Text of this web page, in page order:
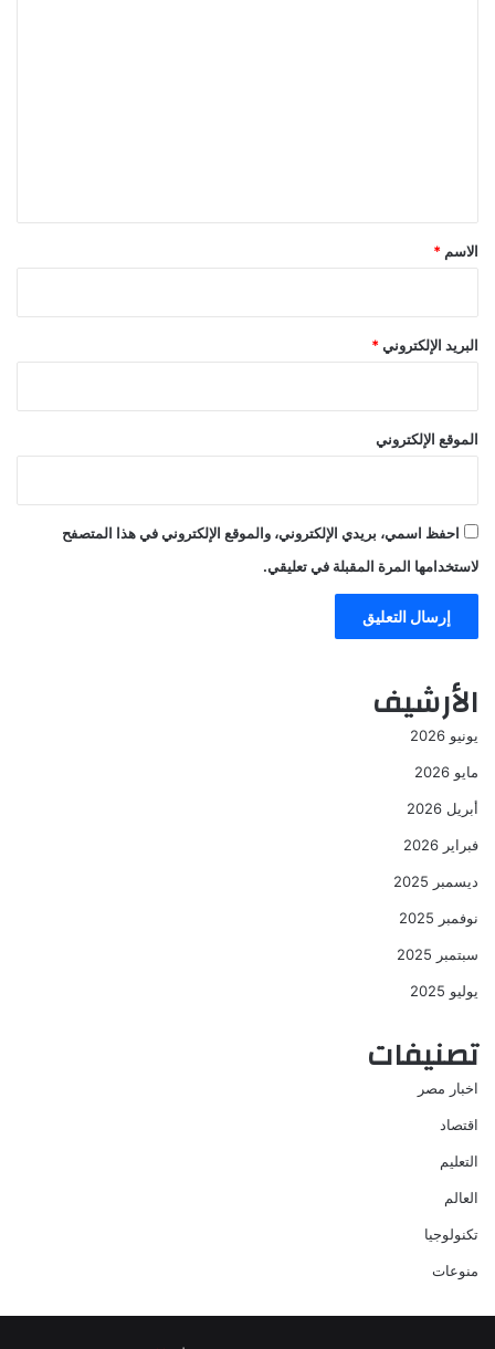
*
الاسم *
البريد الإلكتروني *
الموقع الإلكتروني
احفظ اسمي، بريدي الإلكتروني، والموقع الإلكتروني في هذا المتصفح
لاستخدامها المرة المقبلة في تعليقي.
الأرشيف
يونيو 2026
مايو 2026
أبريل 2026
فبراير 2026
ديسمبر 2025
نوفمبر 2025
سبتمبر 2025
يوليو 2025
تصنيفات
اخبار مصر
اقتصاد
التعليم
العالم
تكنولوجيا
منوعات